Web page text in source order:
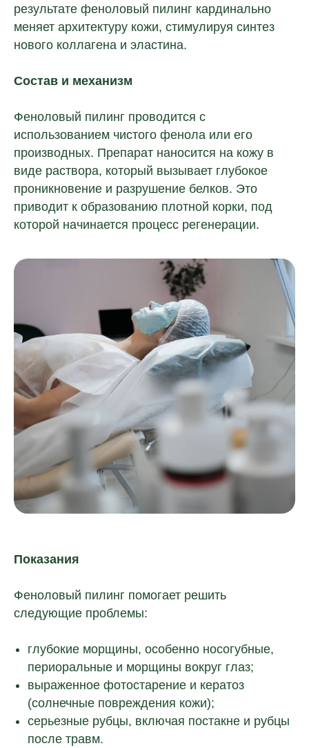
результате феноловый пилинг кардинально
меняет архитектуру кожи, стимулируя синтез
нового коллагена и эластина.
Состав и механизм
Феноловый пилинг проводится с
использованием чистого фенола или его
производных. Препарат наносится на кожу в
виде раствора, который вызывает глубокое
проникновение и разрушение белков. Это
приводит к образованию плотной корки, под
которой начинается процесс регенерации.
Показания
Феноловый пилинг помогает решить
следующие проблемы:
глубокие морщины, особенно носогубные,
периоральные и морщины вокруг глаз;
выраженное фотостарение и кератоз
(солнечные повреждения кожи);
серьезные рубцы, включая постакне и рубцы
после травм.